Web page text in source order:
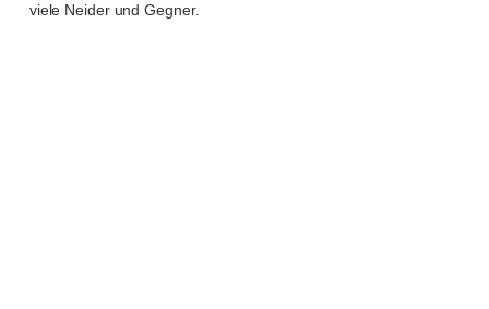
viele Neider und Gegner.